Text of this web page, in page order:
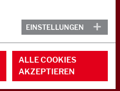
EINSTELLUNGEN
ALLE COOKIES
AKZEPTIEREN